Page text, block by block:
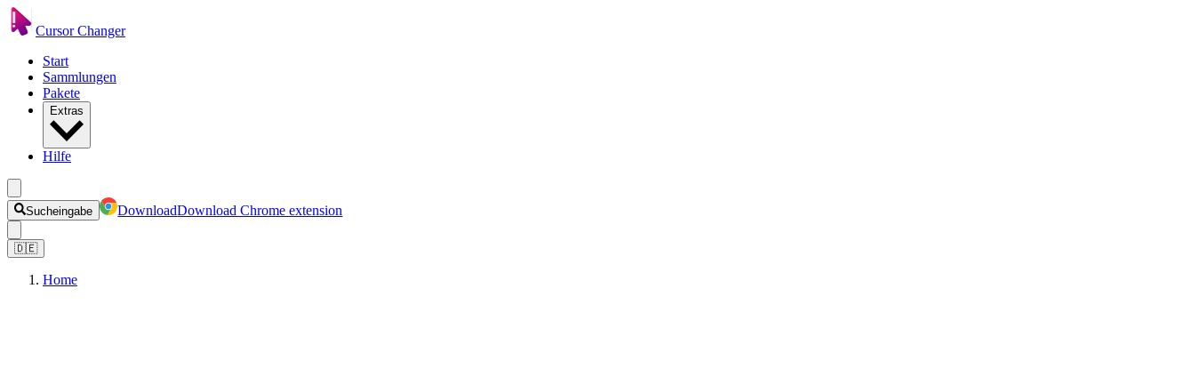
Cursor Changer
Start
Sammlungen
Pakete
Extras
Hilfe
Sucheingabe DownloadDownload Chrome extension
🇩🇪
Home